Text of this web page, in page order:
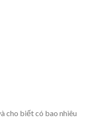
cho biết có bao nhiêu